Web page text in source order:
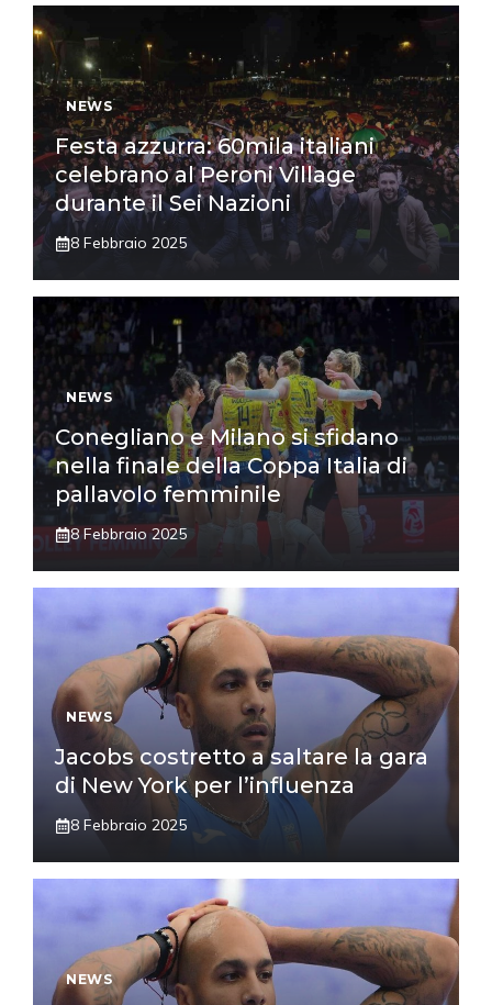
NEWS
Festa azzurra: 60mila italiani
celebrano al Peroni Village
durante il Sei Nazioni
8 Febbraio 2025
NEWS
Conegliano e Milano si sfidano
nella finale della Coppa Italia di
pallavolo femminile
8 Febbraio 2025
NEWS
Jacobs costretto a saltare la gara
di New York per l’influenza
8 Febbraio 2025
NEWS